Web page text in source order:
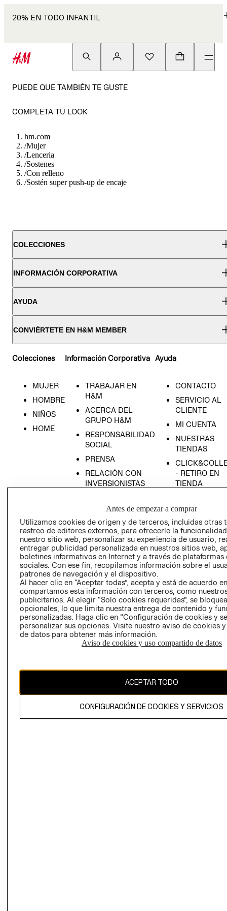
20% EN TODO INFANTIL
PUEDE QUE TAMBIÉN TE GUSTE
COMPLETA TU LOOK
hm.com
/Mujer
/Lenceria
/Sostenes
/Con relleno
/Sostén super push-up de encaje
COLECCIONES
INFORMACIÓN CORPORATIVA
AYUDA
CONVIÉRTETE EN H&M MEMBER
Colecciones
MUJER
HOMBRE
NIÑOS
HOME
Información Corporativa
TRABAJAR EN
H&M
ACERCA DEL
GRUPO H&M
RESPONSABILIDAD
SOCIAL
PRENSA
RELACIÓN CON
INVERSIONISTAS
EMPRESARIAL
Ayuda
CONTACTO
SERVICIO AL
CLIENTE
MI CUENTA
NUESTRAS
TIENDAS
- RETIRO EN
TIENDA
CONDICIONES
AVISO DE
PRIVACIDAD
GIFT CARD
AVISO DE
COOKIES
El contenido de esta página web está protegido por copyright y es
Antes de empezar a comprar
Utilizamos cookies de origen y de terceros, incluidas otras
rastreo de editores externos, para ofrecerle la
nuestro sitio web, personalizar su experiencia de usuario,
entregar publicidad personalizada en nuestros sitios web,
boletines informativos en Internet y a través de plataformas
sociales. Con ese fin, recopilamos información sobre el
patrones de navegación y el dispositivo.
Al hacer clic en “Aceptar todas”, acepta y está de acuerdo
compartamos esta información con terceros, como
publicitarios. Al elegir “Solo cookies requeridas”, se
opcionales, lo que limita nuestra entrega de contenido y
personalizadas. Haga clic en “Configuración de cookies y
personalizar sus opciones. Visite nuestro aviso de cookies
de datos para obtener más información.
Aviso de cookies y uso compartido de datos
ACEPTAR TODO
CONFIGURACIÓN DE COOKIES Y SERVICIOS